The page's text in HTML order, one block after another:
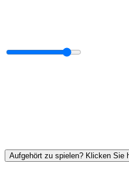
Aufgehört zu spielen? Klicken Sie